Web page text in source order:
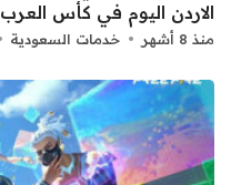
الاردن اليوم في كأس العرب 2025
منذ 8 أشهر خدمات السعودية